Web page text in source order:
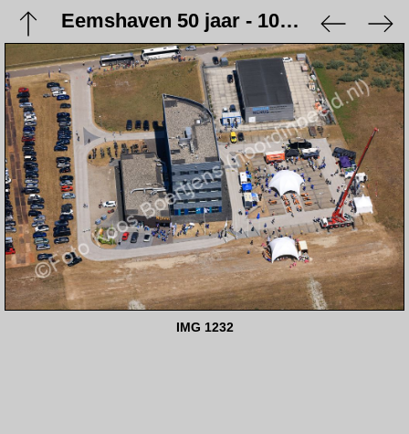
Eemshaven 50 jaar - 10 juni 2023
IMG 1232